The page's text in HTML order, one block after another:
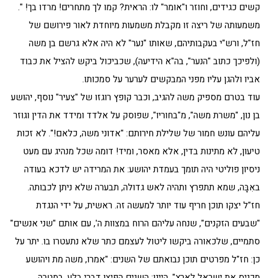
קשים כגידים, וחוזר ו"אומר" לו: הראית? קמו לך מתחרים! מרדו בך! ".
משמעותה של ריצה זו מקבלת משמעות מיוחדת לאור פירושם של
חז"ל, ורש"י בעקבותיהם, שאותו "נער" לא היה אלא גרשם בן משה
(ולפיכך כתוב "הנער", בה"א הידיעה), שכביכול ביקש להציל את כבוד
אביו ולהגן עליו מפני המבקשים לערער על סמכותו.
עוד בטרם מספיק משה להגיב, וכבר קופץ רוגזו של "צעיר" נוסף, יהושע
בן נון, "משרת משה", מ"בחוריו", שפוסק על אלדד ומידד את הדין וגוזר
עליהם עונש חמור של שלילת חירותם: "אדוני משה, כלאם!". לא זכות
טיעון, לא מתינות בדין, אלא מאסר, ומיד! דומה שכל מנהיג עם מעט
ניסיון פוליטי היה תומך בעמדת יהושע: את המרידה יש לדכא בעודה
באִבָּה, שמא תתפרץ ותהיה לאש גדולה, תבערה שלא ניתן לכבותה.
חז"ל יצקו תוכן חריף עוד יותר למעשה זה. ראשית, על ידי הנגדת
"שבעים הזקנים", שנחה עליהם הרוח במצוות ה', עם אותם "שני אנשים"
סתמיים, שלכאורה ביקשו ליטול לעצמם כתר שלא נתעטרו בו. יתר על
כן: חז"ל מפרטים תוכן נבואתם של השנים: "אמרו, משה מת ויהושע